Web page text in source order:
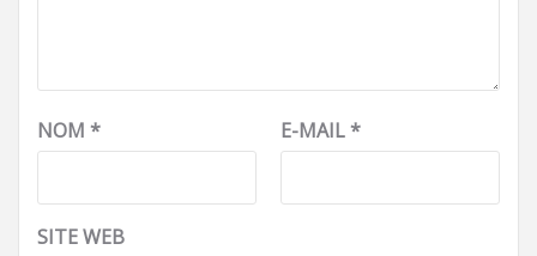
NOM * E-MAIL*
SITE WEB